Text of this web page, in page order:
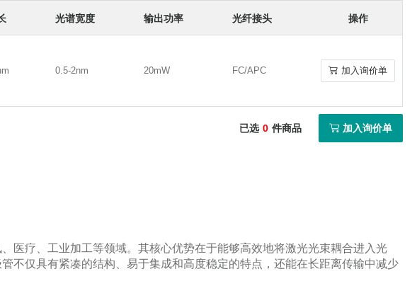
850-980nmFP二极管
700-850nmFP二极管
光谱宽度 输出功率 光纤接头 操作
0.5-2nm 20mW FC/APC 加入询价单
0.5-2nm 20mW FC/APC 加入询价单
已选 0 件商品 加入询价单
医疗、工业加工等领域。其核心优势在于能够高效地将激光光束耦合进入光
不仅具有紧凑的结构、易于集成和高度稳定的特点，还能在长距离传输中减少